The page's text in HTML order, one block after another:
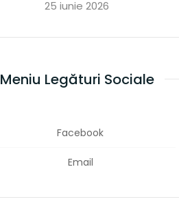
25 iunie 2026
Meniu Legături Sociale
Facebook
Email